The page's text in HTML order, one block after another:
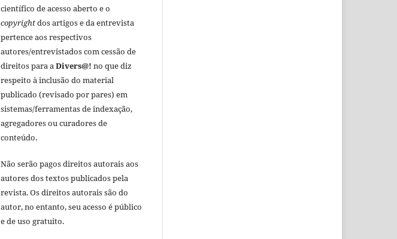
científico de acesso aberto e o
copyrightdos artigos e da entrevista
pertence aos respectivos
autores/entrevistados com cessão de
direitos para aDivers@! no que diz
respeito à inclusão do material
publicado (revisado por pares) em
sistemas/ferramentas de indexação,
agregadores ou curadores de
conteúdo.
Não serão pagos direitos autorais aos
autores dos textos publicados pela
revista. Os direitos autorais são do
autor, no entanto, seu acesso é público
e de uso gratuito.